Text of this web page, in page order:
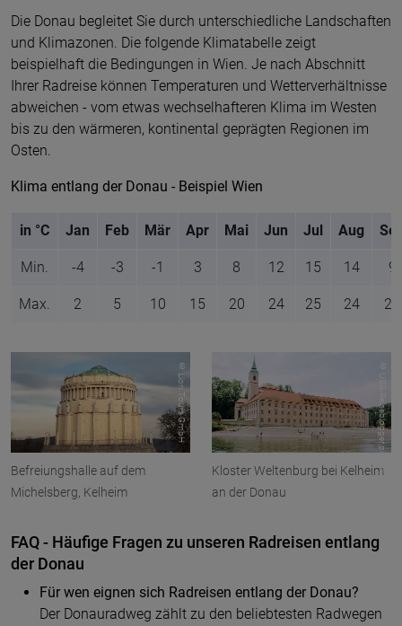
Die Donau begleitet Sie durch unterschiedliche Landschaften
und Klimazonen. Die folgende Klimatabelle zeigt
beispielhaft die Bedingungen in Wien. Je nach Abschnitt
Ihrer Radreise können Temperaturen und Wetterverhältnisse
abweichen - vom etwas wechselhafteren Klima im Westen
bis zu den wärmeren, kontinental geprägten Regionen im
Osten.
Klima entlang der Donau - Beispiel Wien
in °C Jan Feb Mär Apr Mai Jun Jul Aug
Min. -4 -3 -1 3 8 12 15 14 9
Max. 2 5 10 15 20 24 25 24 20
Befreiungshalle auf dem
Michelsberg, Kelheim
© Lion Tours GmbH
Kloster Weltenburg bei Kelheim
an der Donau
© USA-Reiseblogger pixabay
FAQ - Häufige Fragen zu unseren Radreisen entlang
der Donau
Für wen eignen sich Radreisen entlang der Donau?
Der Donauradweg zählt zu den beliebtesten Radwegen